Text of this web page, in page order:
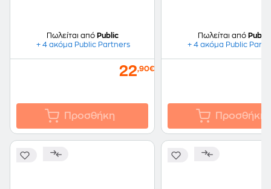
Πωλείται από Public
+ 4 ακόμα Public Partners
22,90€
Προσθήκη
Πωλείται από Public
+ 4 ακόμα Public
Προσθήκη